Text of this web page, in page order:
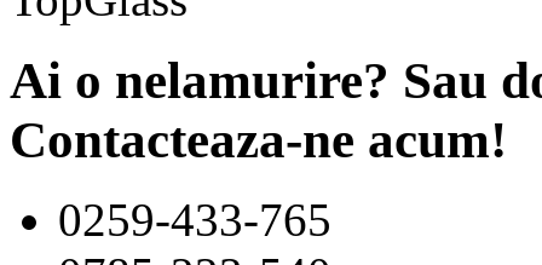
Ai o nelamurire? Sau
Contacteaza-ne acum!
0259-433-765